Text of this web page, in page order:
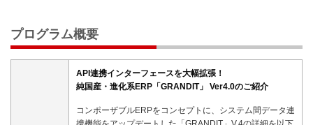
プログラム概要
API連携インターフェースを大幅拡張！
純国産・進化系ERP「GRANDIT」 Ver4.0のご紹介
コンポーザブルERPをコンセプトに、システム間データ連